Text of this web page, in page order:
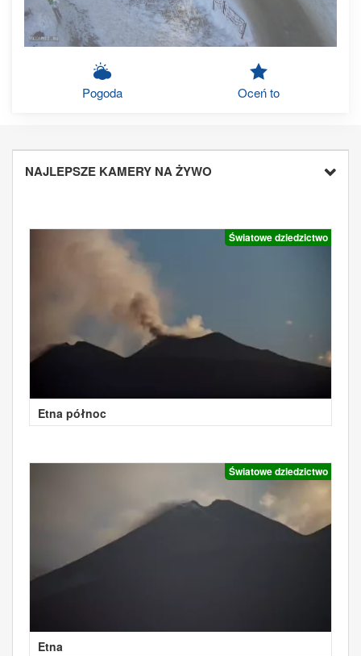
Pogoda Oceń to
NAJLEPSZE KAMERY NA ŻYWO
Światowe dziedzictwo
Etna północ
Światowe dziedzictwo
Etna